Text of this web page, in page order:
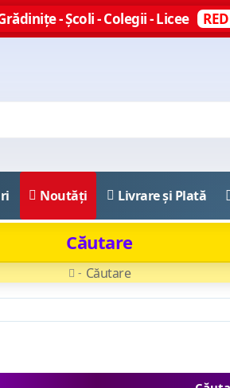
- Școli - Colegii - Licee
Noutăți Livrare și Plată
Căutare
Căutare